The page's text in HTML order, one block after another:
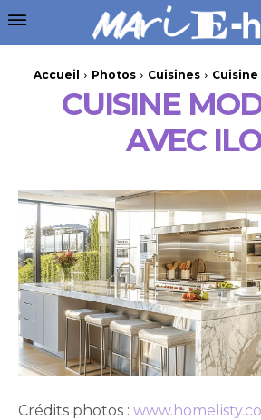
Accueil Photos Cuisines
CUISINE
AVEC
Crédits photos :